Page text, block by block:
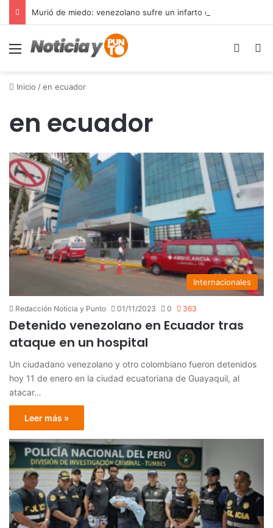
Menú
Inicio /en ecuador
en ecuador
Internacionales
Redacción Noticia y Punto 01/11/2023 0 363
Detenido venezolano en Ecuador tras
ataque en un hospital
Un ciudadano venezolano y otro colombiano fueron detenidos
hoy 11 de enero en la ciudad ecuatoriana de Guayaquil, al
atacar…
Leer más »